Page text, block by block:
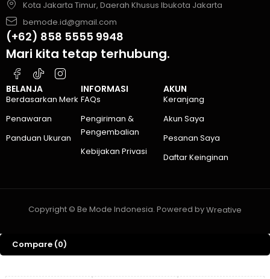
Kota Jakarta Timur, Daerah Khusus Ibukota Jakarta
bemode.id@gmail.com
(+62) 858 5555 9948
BELANJA
Berdasarkan Merk
Penawaran
Panduan Ukuran
INFORMASI
FAQs
Pengiriman &
Pengembalian
Kebijakan Privasi
AKUN
Keranjang
Akun Saya
Pesanan Saya
Daftar Keinginan
Mari kita tetap terhubung.
Copyright © Be Mode Indonesia. Powered byWreative
Compare (0)